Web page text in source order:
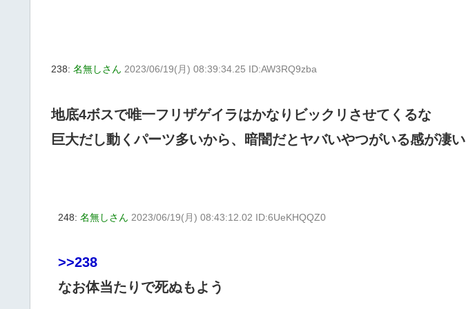
238: 名無しさん 2023/06/19(月) 08:39:34.25 ID:AW3RQ9zba
地底4ボスで唯一フリザゲイラはかなりビックリさせてくるな
巨大だし動くパーツ多いから、暗闇だとヤバいやつがいる感が凄い
248: 名無しさん 2023/06/19(月) 08:43:12.02 ID:6UeKHQQZ0
>>238
なお体当たりで死ぬもよう